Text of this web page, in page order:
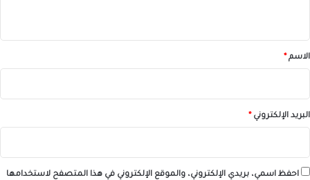
*الاسم*
البريد الإلكتروني*
احفظ اسمي، بريدي الإلكتروني، والموقع الإلكتروني في هذا المتصفح لاستخدامها